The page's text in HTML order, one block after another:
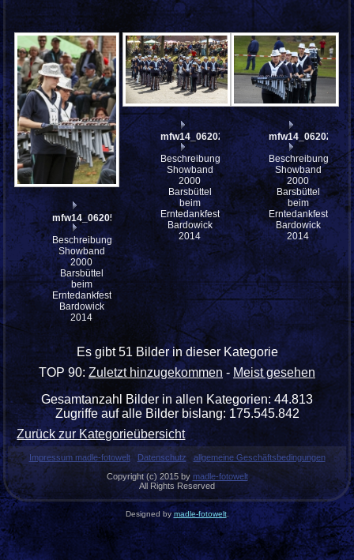
mfw14_062052
Beschreibung:
Showband
2000
Barsbüttel
beim
Erntedankfest
Bardowick
2014
mfw14_062028
Beschreibung:
Showband
2000
Barsbüttel
beim
Erntedankfest
Bardowick
2014
mfw14_062027
Beschreibung:
Showband
2000
Barsbüttel
beim
Erntedankfest
Bardowick
2014
Es gibt 51 Bilder in dieser Kategorie
TOP 90: Zuletzt hinzugekommen- Meist gesehen
Gesamtanzahl Bilder in allen Kategorien: 44.813
Zugriffe auf alle Bilder bislang: 175.545.842
Zurück zur Kategorieübersicht
Impressum madle-fotowelt Datenschutz
allgemeine Geschäftsbedingungen
Copyright (c) 2015 by madle-fotowelt
All Rights Reserved
Designed bymadle-fotowelt.